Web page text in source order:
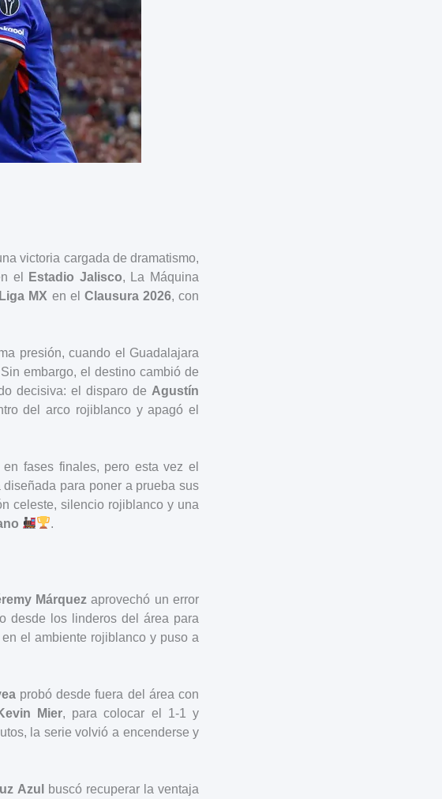
victoria cargada de dramatismo,
el Estadio Jalisco, La Máquina
MX en el Clausura 2026, con
presión, cuando el Guadalajara
embargo, el destino cambió de
decisiva: el disparo de Agustín
del arco rojiblanco y apagó el
fases finales, pero esta vez el
para poner a prueba sus
celeste, silencio rojiblanco y una
.
Márquez aprovechó un error
desde los linderos del área para
el ambiente rojiblanco y puso a
probó desde fuera del área con
Mier, para colocar el 1-1 y
la serie volvió a encenderse y
Azul
buscó recuperar la ventaja